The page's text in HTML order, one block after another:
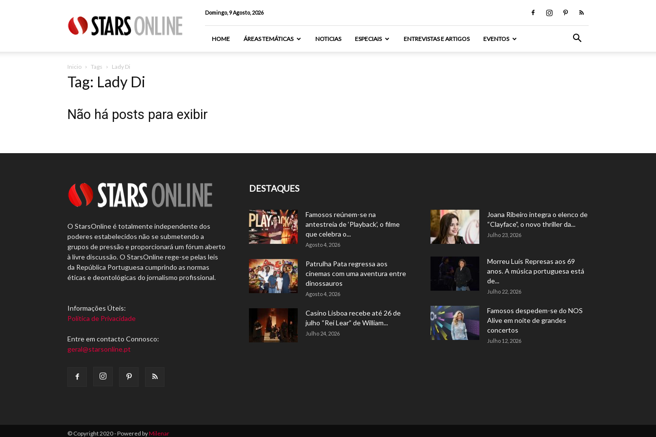
Online
Domingo, 9 Agosto, 2026
HOME ÁREAS TEMÁTICAS NOTICIAS ESPECIAIS ENTREVISTAS E ARTIGOS EVENTOS
Inicio Tags Lady Di
Tag: Lady Di
Não há posts para exibir
O StarsOnline é totalmente independente dos
poderes estabelecidos não se submetendo a
grupos de pressão e proporcionará um fórum aberto
à livre discussão. O StarsOnline rege-se pelas leis
da República Portuguesa cumprindo as normas
éticas e deontológicas do jornalismo profissional.
Informações Úteis:
Política de Privacidade
Entre em contacto Connosco:
geral@starsonline.pt
DESTAQUES
Famosos reúnem-se na
antestreia de ‘Playback’, o filme
que celebra o...
Agosto 4, 2026
Patrulha Pata regressa aos
cinemas com uma aventura entre
dinossauros
Agosto 4, 2026
Casino Lisboa recebe até 26 de
julho “Rei Lear” de William...
Julho 24, 2026
Joana Ribeiro integra o elenco de
“Clayface”, o novo thriller da...
Julho 23, 2026
Morreu Luís Represas aos 69
anos. A música portuguesa está
de...
Julho 22, 2026
Famosos despedem-se do NOS
Alive em noite de grandes
concertos
Julho 12, 2026
© Copyright 2020 - Powered byMilenar